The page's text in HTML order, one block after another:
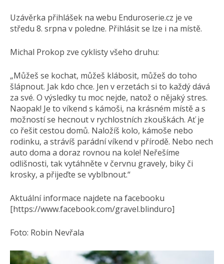
Uzávěrka přihlášek na webu Enduroserie.cz je ve
středu 8. srpna v poledne. Přihlásit se lze i na místě.
Michal Prokop zve cyklisty všeho druhu:
„Můžeš se kochat, můžeš klábosit, můžeš do toho
šlápnout. Jak kdo chce. Jen v erzetách si to každý dává
za své. O výsledky tu moc nejde, natož o nějaký stres.
Naopak! Je to víkend s kámoši, na krásném místě a s
možností se hecnout v rychlostních zkouškách. Ať je
co řešit cestou domů. Naložíš kolo, kámoše nebo
rodinku, a strávíš parádní víkend v přírodě. Nebo nech
auto doma a doraz rovnou na kole! Neřešíme
odlišnosti, tak vytáhněte v červnu gravely, biky či
krosky, a přijeďte se vyblbnout.“
Aktuální informace najdete na facebooku
[https://www.facebook.com/gravel.blinduro]
Foto: Robin Nevřala